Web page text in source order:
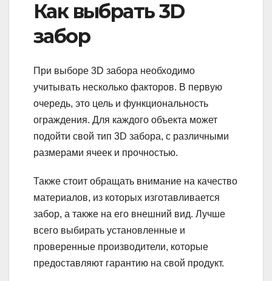
Как выбрать 3D
забор
При выборе 3D забора необходимо
учитывать несколько факторов. В первую
очередь, это цель и функциональность
ограждения. Для каждого объекта может
подойти свой тип 3D забора, с различными
размерами ячеек и прочностью.
Также стоит обращать внимание на качество
материалов, из которых изготавливается
забор, а также на его внешний вид. Лучше
всего выбирать установленные и
проверенные производители, которые
предоставляют гарантию на свой продукт.